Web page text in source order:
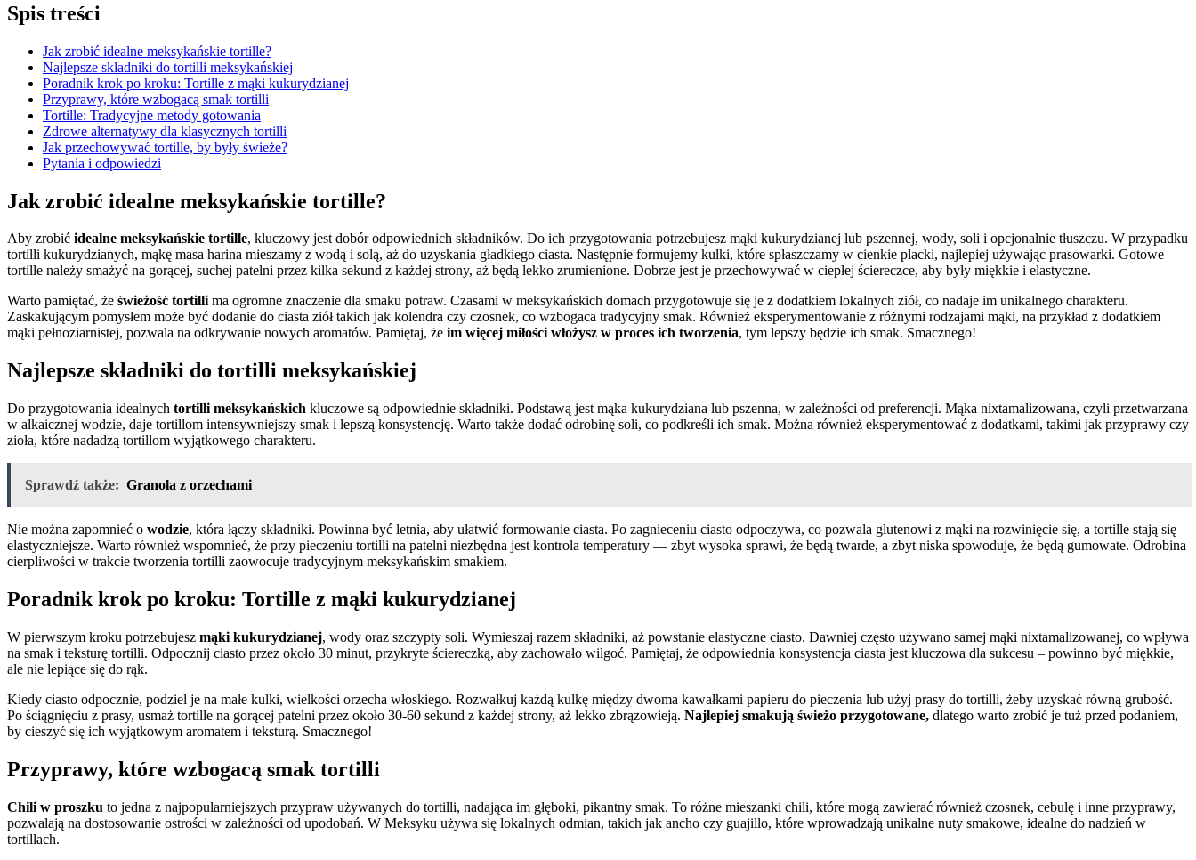
Spis treści
Jak zrobić idealne meksykańskie tortille?
Najlepsze składniki do tortilli meksykańskiej
Poradnik krok po kroku: Tortille z mąki kukurydzianej
Przyprawy, które wzbogacą smak tortilli
Tortille: Tradycyjne metody gotowania
Zdrowe alternatywy dla klasycznych tortilli
Jak przechowywać tortille, by były świeże?
Pytania i odpowiedzi
Jak zrobić idealne meksykańskie tortille?
Aby zrobić idealne meksykańskie tortille, kluczowy jest dobór odpowiednich składników. Do ich przygotowania potrzebujesz mąki kukurydzianej lub pszennej, wody, soli i opcjonalnie tłuszczu. W przypadku
tortilli kukurydzianych, mąkę masa harina mieszamy z wodą i solą, aż do uzyskania gładkiego ciasta. Następnie formujemy kulki, które spłaszczamy w cienkie placki, najlepiej używając prasowarki. Gotowe
tortille należy smażyć na gorącej, suchej patelni przez kilka sekund z każdej strony, aż będą lekko zrumienione. Dobrze jest je przechowywać w ciepłej ściereczce, aby były miękkie i elastyczne.
Warto pamiętać, że świeżość tortillima ogromne znaczenie dla smaku potraw. Czasami w meksykańskich domach przygotowuje się je z dodatkiem lokalnych ziół, co nadaje im unikalnego charakteru.
Zaskakującym pomysłem może być dodanie do ciasta ziół takich jak kolendra czy czosnek, co wzbogaca tradycyjny smak. Również eksperymentowanie z różnymi rodzajami mąki, na przykład z dodatkiem
mąki pełnoziarnistej, pozwala na odkrywanie nowych aromatów. Pamiętaj, że im więcej miłości włożysz w proces ich tworzenia, tym lepszy będzie ich smak. Smacznego!
Najlepsze składniki do tortilli meksykańskiej
Do przygotowania idealnych tortilli meksykańskich kluczowe są odpowiednie składniki. Podstawą jest mąka kukurydziana lub pszenna, w zależności od preferencji. Mąka nixtamalizowana, czyli przetwarzana
w alkaicznej wodzie, daje tortillom intensywniejszy smak i lepszą konsystencję. Warto także dodać odrobinę soli, co podkreśli ich smak. Można również eksperymentować z dodatkami, takimi jak przyprawy czy
zioła, które nadadzą tortillom wyjątkowego charakteru.
Sprawdź także: Granola z orzechami
Nie można zapomnieć o wodzie, która łączy składniki. Powinna być letnia, aby ułatwić formowanie ciasta. Po zagnieceniu ciasto odpoczywa, co pozwala glutenowi z mąki na rozwinięcie się, a tortille stają się
elastyczniejsze. Warto również wspomnieć, że przy pieczeniu tortilli na patelni niezbędna jest kontrola temperatury — zbyt wysoka sprawi, że będą twarde, a zbyt niska spowoduje, że będą gumowate. Odrobina
cierpliwości w trakcie tworzenia tortilli zaowocuje tradycyjnym meksykańskim smakiem.
Poradnik krok po kroku: Tortille z mąki kukurydzianej
W pierwszym kroku potrzebujesz mąki kukurydzianej, wody oraz szczypty soli. Wymieszaj razem składniki, aż powstanie elastyczne ciasto. Dawniej często używano samej mąki nixtamalizowanej, co wpływa
na smak i teksturę tortilli. Odpocznij ciasto przez około 30 minut, przykryte ściereczką, aby zachowało wilgoć. Pamiętaj, że odpowiednia konsystencja ciasta jest kluczowa dla sukcesu – powinno być miękkie,
ale nie lepiące się do rąk.
Kiedy ciasto odpocznie, podziel je na małe kulki, wielkości orzecha włoskiego. Rozwałkuj każdą kulkę między dwoma kawałkami papieru do pieczenia lub użyj prasy do tortilli, żeby uzyskać równą grubość.
Po ściągnięciu z prasy, usmaż tortille na gorącej patelni przez około 30-60 sekund z każdej strony, aż lekko zbrązowieją. Najlepiej smakują świeżo przygotowane, dlatego warto zrobić je tuż przed podaniem,
by cieszyć się ich wyjątkowym aromatem i teksturą. Smacznego!
Przyprawy, które wzbogacą smak tortilli
Chili w proszku to jedna z najpopularniejszych przypraw używanych do tortilli, nadająca im głęboki, pikantny smak. To różne mieszanki chili, które mogą zawierać również czosnek, cebulę i inne przyprawy,
pozwalają na dostosowanie ostrości w zależności od upodobań. W Meksyku używa się lokalnych odmian, takich jak ancho czy guajillo, które wprowadzają unikalne nuty smakowe, idealne do nadzień w
tortillach.